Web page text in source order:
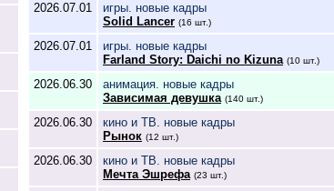
2026.07.01
игры. новые кадры
Solid Lancer (16 шт.)
2026.07.01
игры. новые кадры
Farland Story: Daichi no Kizuna (10 шт.)
2026.06.30
анимация. новые кадры
Зависимая девушка (140 шт.)
2026.06.30
кино и ТВ. новые кадры
Рынок (12 шт.)
2026.06.30
кино и ТВ. новые кадры
Мечта Эшрефа (23 шт.)